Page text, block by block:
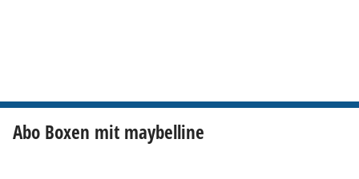
Abo Boxen mit maybelline